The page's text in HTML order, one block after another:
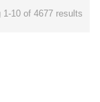
1-10 of 4677 results